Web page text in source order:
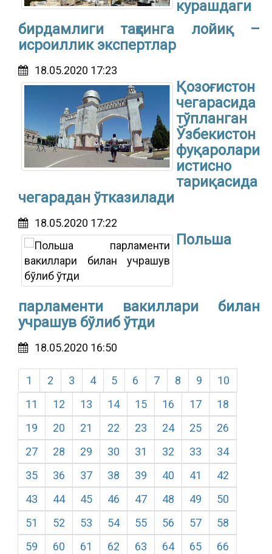
курашдаги
бирдамлиги таҳсинга лойиқ –
исроиллик экспертлар
18.05.2020 17:23
Қозоғистон
чегарасида
тўпланган
Ўзбекистон
фуқаролари
истисно
тариқасида
чегарадан ўтказилади
18.05.2020 17:22
Польша
парламенти вакиллари билан
учрашув бўлиб ўтди
18.05.2020 16:50
1 2 3 4 5 6 7 8 9
10
11
12 13 14 15 16 17
18
19
20 21 22 23 24 25
26
27
28 29 30 31 32 33
34
35
36 37 38 39 40 41
42
43
44 45 46 47 48 49
50
51
52 53 54 55 56 57
58
59
60 61 62 63 64 65
66